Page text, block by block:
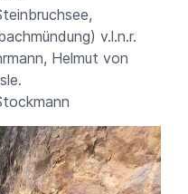
v.l.n.r.
Helmut von